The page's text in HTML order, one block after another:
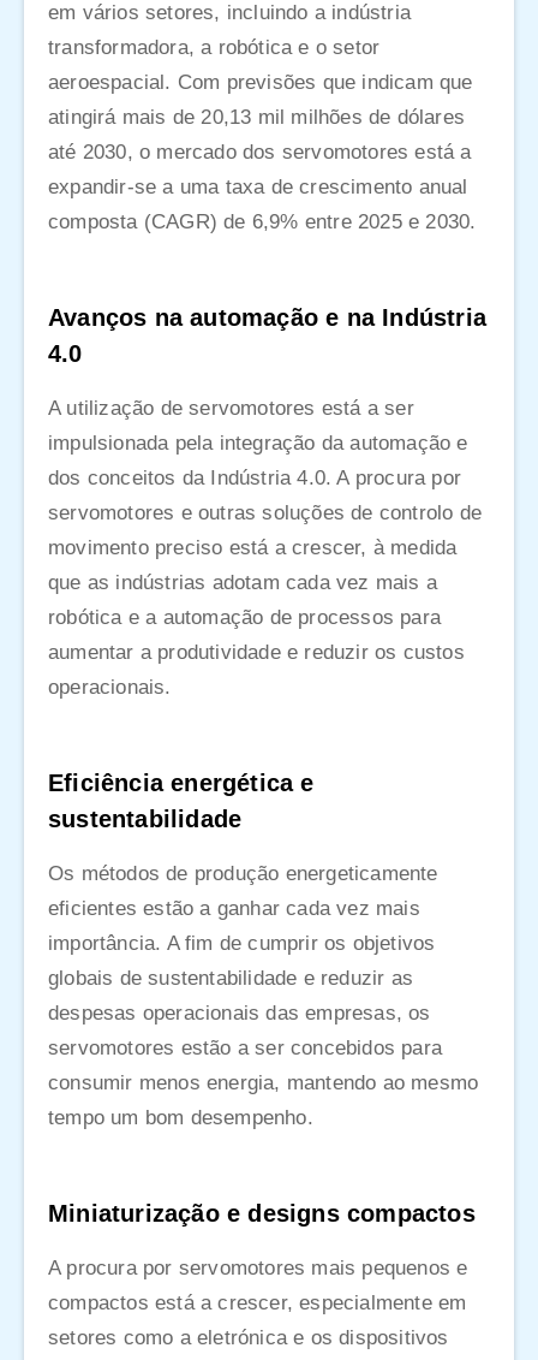
em vários setores, incluindo a indústria
transformadora, a robótica e o setor
aeroespacial. Com previsões que indicam que
atingirá mais de 20,13 mil milhões de dólares
até 2030, o mercado dos servomotores está a
expandir-se a uma taxa de crescimento anual
composta (CAGR) de 6,9% entre 2025 e 2030.
Avanços na automação e na Indústria
4.0
A utilização de servomotores está a ser
impulsionada pela integração da automação e
dos conceitos da Indústria 4.0. A procura por
servomotores e outras soluções de controlo de
movimento preciso está a crescer, à medida
que as indústrias adotam cada vez mais a
robótica e a automação de processos para
aumentar a produtividade e reduzir os custos
operacionais.
Eficiência energética e
sustentabilidade
Os métodos de produção energeticamente
eficientes estão a ganhar cada vez mais
importância. A fim de cumprir os objetivos
globais de sustentabilidade e reduzir as
despesas operacionais das empresas, os
servomotores estão a ser concebidos para
consumir menos energia, mantendo ao mesmo
tempo um bom desempenho.
Miniaturização e designs compactos
A procura por servomotores mais pequenos e
compactos está a crescer, especialmente em
setores como a eletrónica e os dispositivos